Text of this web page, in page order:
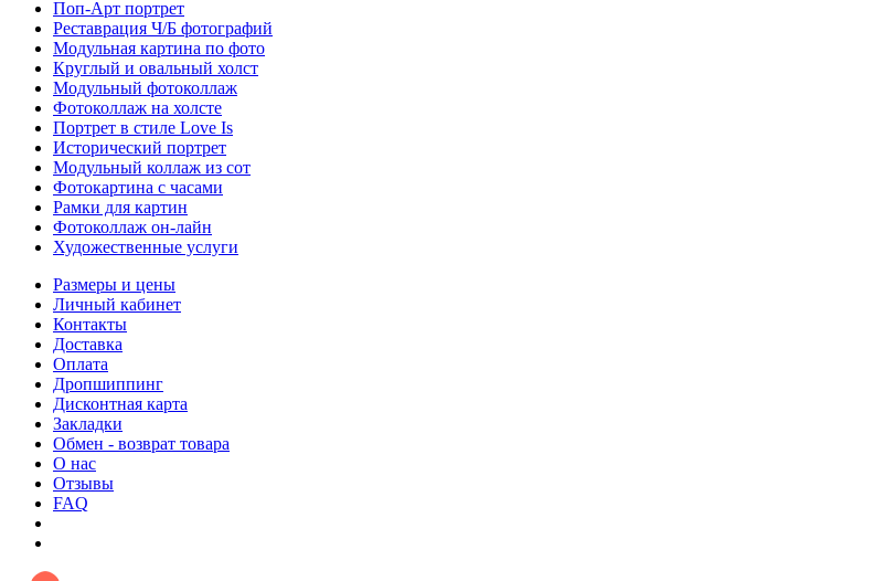
Поп-Арт портрет
Реставрация Ч/Б фотографий
Модульная картина по фото
Круглый и овальный холст
Модульный фотоколлаж
Фотоколлаж на холсте
Портрет в стиле Love Is
Исторический портрет
Модульный коллаж из сот
Фотокартина с часами
Рамки для картин
Фотоколлаж он-лайн
Художественные услуги
Размеры и цены
Личный кабинет
Контакты
Доставка
Оплата
Дропшиппинг
Дисконтная карта
Закладки
Обмен - возврат товара
О нас
Отзывы
FAQ